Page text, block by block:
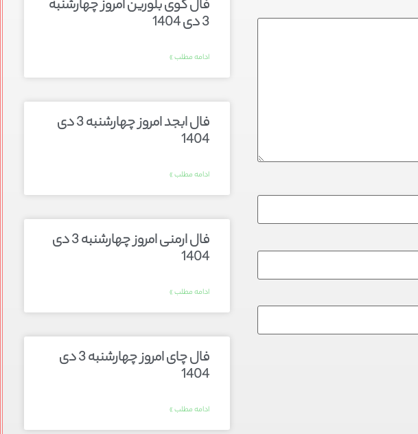
فال گوی بلورین امروز چهارشنبه
3 دی 1404
ادامه مطلب »
فال ابجد امروز چهارشنبه 3 دی
1404
ادامه مطلب »
فال ارمنی امروز چهارشنبه 3 دی
1404
ادامه مطلب »
فال چای امروز چهارشنبه 3 دی
1404
ادامه مطلب »